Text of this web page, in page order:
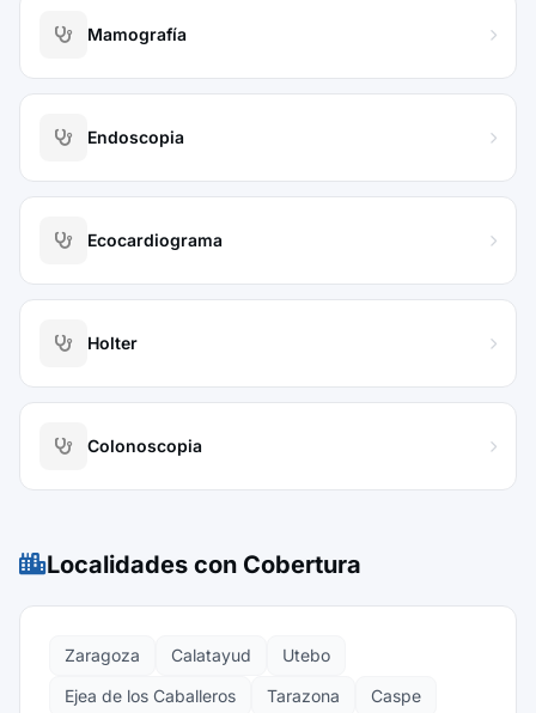
Mamografía
Endoscopia
Ecocardiograma
Holter
Colonoscopia
Localidades con Cobertura
Zaragoza Calatayud
Utebo
Ejea de los Caballeros
Tarazona
Caspe